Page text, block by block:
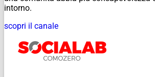
intorno.
scopri il canale